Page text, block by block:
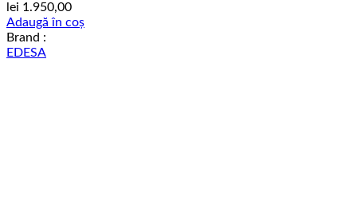
lei 1.950,00
Adaugă în coș
Brand :
EDESA